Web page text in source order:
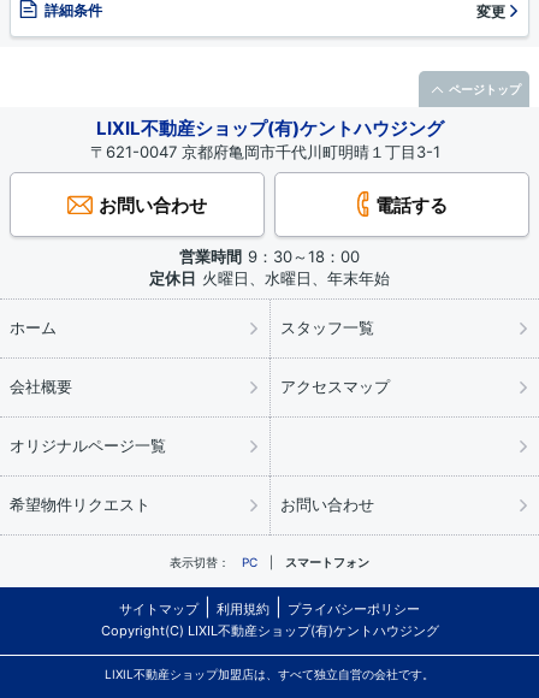
詳細条件 変更
LIXIL不動産ショップ(有)ケントハウジング
〒621-0047 京都府亀岡市千代川町明晴１丁目3-1
お問い合わせ 電話する
営業時間 9：30～18：00
定休日 火曜日、水曜日、年末年始
ホーム スタッフ一覧
会社概要 アクセスマップ
オリジナルページ一覧
希望物件リクエスト お問い合わせ
表示切替： PC スマートフォン
サイトマップ 利用規約
プライバシーポリシー
Copyright(C) LIXIL不動産ショップ(有)ケントハウジング
LIXIL不動産ショップ加盟店は、すべて独立自営の会社です。
ページトップ